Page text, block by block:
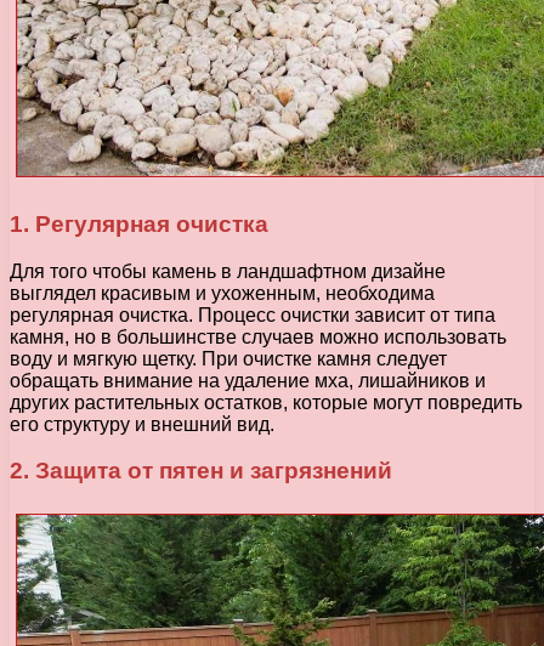
1. Регулярная очистка
Для того чтобы камень в ландшафтном дизайне
выглядел красивым и ухоженным, необходима
регулярная очистка. Процесс очистки зависит от типа
камня, но в большинстве случаев можно использовать
воду и мягкую щетку. При очистке камня следует
обращать внимание на удаление мха, лишайников и
других растительных остатков, которые могут повредить
его структуру и внешний вид.
2. Защита от пятен и загрязнений